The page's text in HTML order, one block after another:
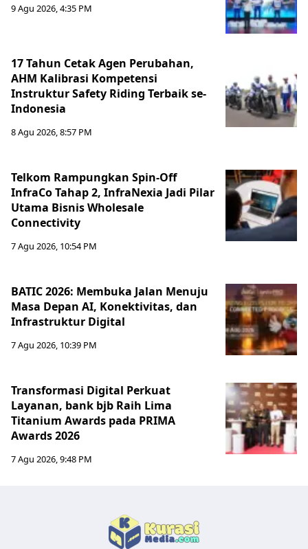
9 Agu 2026, 4:35 PM
17 Tahun Cetak Agen Perubahan,
AHM Kalibrasi Kompetensi
Instruktur Safety Riding Terbaik se-
Indonesia
8 Agu 2026, 8:57 PM
Telkom Rampungkan Spin-Off
InfraCo Tahap 2, InfraNexia Jadi Pilar
Utama Bisnis Wholesale
Connectivity
7 Agu 2026, 10:54 PM
BATIC 2026: Membuka Jalan Menuju
Masa Depan AI, Konektivitas, dan
Infrastruktur Digital
7 Agu 2026, 10:39 PM
Transformasi Digital Perkuat
Layanan, bank bjb Raih Lima
Titanium Awards pada PRIMA
Awards 2026
7 Agu 2026, 9:48 PM